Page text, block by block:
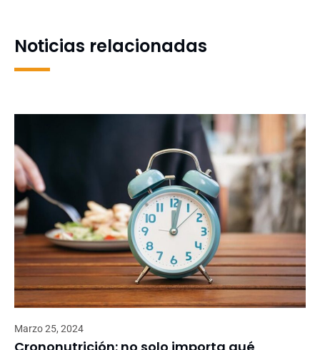
Noticias relacionadas
Marzo 25, 2024